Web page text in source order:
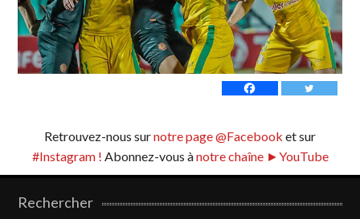
Retrouvez-nous surnotre page @Facebook et sur
#Instagram ! Abonnez-vous ànotre chaîne ►YouTube
Rechercher